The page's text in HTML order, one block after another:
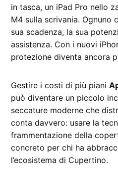
in tasca, un iPad Pro nello
M4 sulla scrivania. Ognuno
sua scadenza, la sua
assistenza. Con i nuovi
protezione diventa ancora
Gestire i costi di più piani
può diventare un piccolo
seccature moderne che
conta davvero: usare la
frammentazione della
concreto per chi ha
l’ecosistema di Cupertino.